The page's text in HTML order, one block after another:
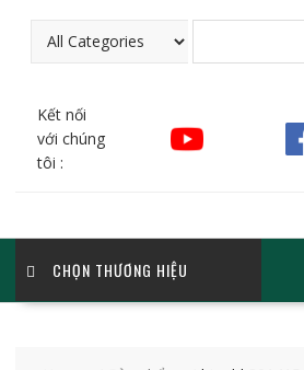
Kết nối
với chúng
tôi :
CHỌN THƯƠNG HIỆU